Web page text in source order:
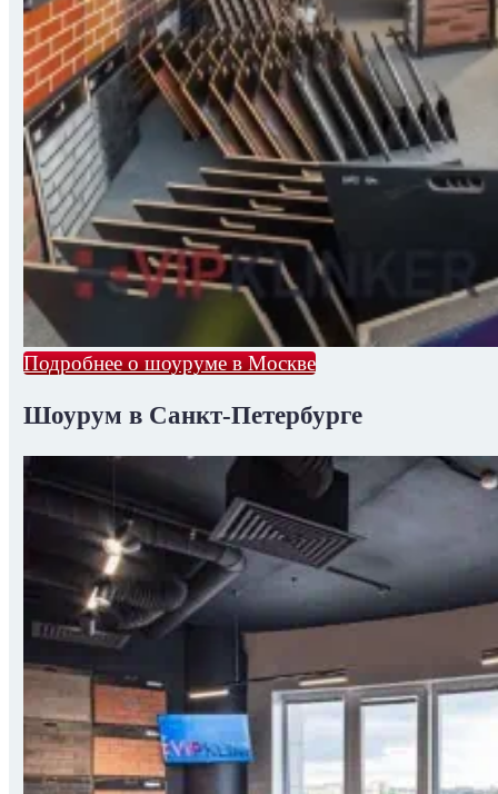
Подробнее о шоуруме в Москве
Шоурум в Санкт-Петербурге